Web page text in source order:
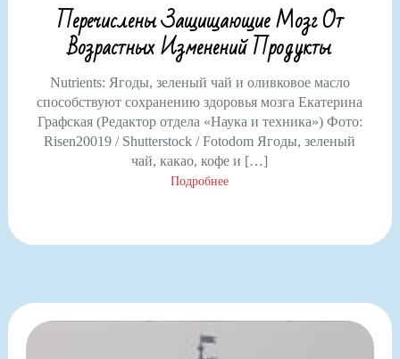
Перечислены Защищающие Мозг От
Возрастных Изменений Продукты
Nutrients: Ягоды, зеленый чай и оливковое масло
способствуют сохранению здоровья мозга Екатерина
Графская (Редактор отдела «Наука и техника») Фото:
Risen20019 / Shutterstock / Fotodom Ягоды, зеленый
чай, какао, кофе и […]
Подробнее